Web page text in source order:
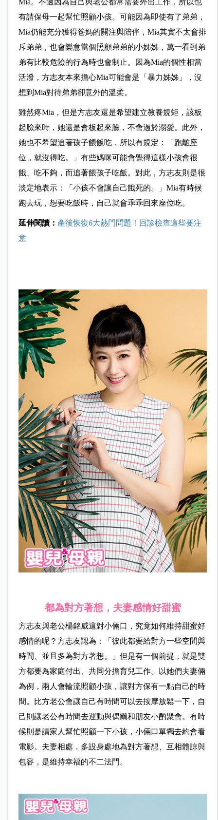
Mia。不過因為自己與老公都常需要外出工作，所以也
有請保母一起幫忙照顧小孩。可能因為即使有了弟弟，
Mia仍能充分獲得爸媽的關注與陪伴，Mia其實不太會排
斥弟弟，也會樂意當個照顧弟弟的小姊姊，萬一看到弟
弟有比較危險的行為時也會制止。因為Mia的個性相當
活潑，方志友本來擔心Mia可能會是「暴力姊姊」，沒
想到Mia對待弟弟卻意外的溫柔。
雖然疼Mia，但是方志友還是希望建立教養規矩，該板
起臉來時，她還是會板起來臉，不會過於溺愛。此外，
她也不希望追著孩子餵飯吃，所以有規定：「跑離座
位，就沒得吃。」有些媽咪可能會覺得這樣小孩會很
餓、吃不夠，而追著餵孩子吃飯。對此，方志友則是很
淡定地表示：「小孩不會讓自己餓死的。」Mia有時候
跑去玩，想要吃飯時，自己就會乖乖回來座位吃。
延伸閱讀： 產後恢復6大熱門問題！回診檢查這些要注
意
都為對方著想，夫妻感情好甜蜜
方志友與老公楊銘威這對小倆口，究竟如何維持甜蜜好
感情的呢？方志友認為：「彼此都要給對方一些空間與
時間、並且多為對方著想。」但是有一個前提，就是雙
方都要為家庭付出、共同分擔育兒工作。以她們夫妻倆
為例，兩人會輪流照顧小孩，讓對方保有一點自己的時
間。比方老公會讓自己有時間可以去按摩放鬆一下，自
己則讓老公有時間去運動與偶爾和朋友小酌聚會。有時
候則是請家人幫忙照顧一下小孩，小倆口單獨去約會看
電影。夫妻相處，多設身處地為對方著想、互相體諒與
包容，是維持幸福的不二法門。